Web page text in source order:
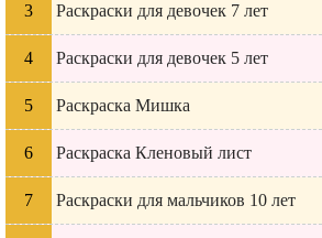
Раскраски для девочек 7 лет
Раскраски для девочек 5 лет
Раскраска Мишка
Раскраска Кленовый лист
Раскраски для мальчиков 10 лет